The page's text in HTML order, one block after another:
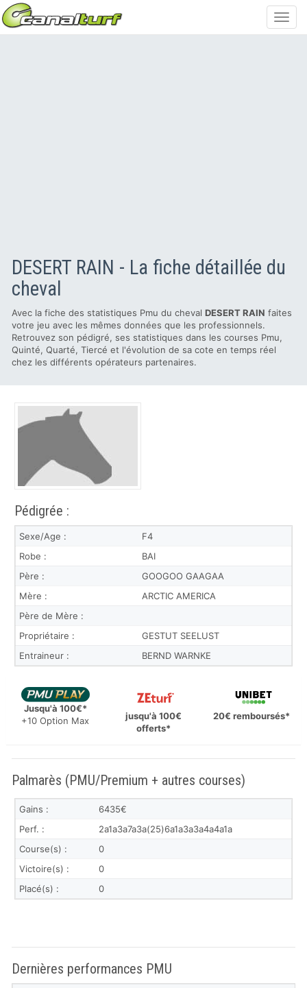
DESERT RAIN - La fiche détaillée du
cheval
Avec la fiche des statistiques Pmu du cheval DESERT RAIN faites
votre jeu avec les mêmes données que les professionnels.
Retrouvez son pédigré, ses statistiques dans les courses Pmu,
Quinté, Quarté, Tiercé et l'évolution de sa cote en temps réel
chez les différents opérateurs partenaires.
Pédigrée :
Sexe/Age :
F4
Robe :
BAI
Père :
GOOGOO GAAGAA
Mère :
ARCTIC AMERICA
Père de Mère :
Propriétaire :
GESTUT SEELUST
Entraineur :
BERND WARNKE
Jusqu'à 100€*
+10 Option Max
jusqu'à 100€
offerts*
20€ remboursés*
Palmarès (PMU/Premium + autres courses)
Gains :
6435€
Perf. :
2a1a3a7a3a(25)6a1a3a3a4a4a1a
Course(s) :
0
Victoire(s) :
0
Placé(s) :
0
Dernières performances PMU